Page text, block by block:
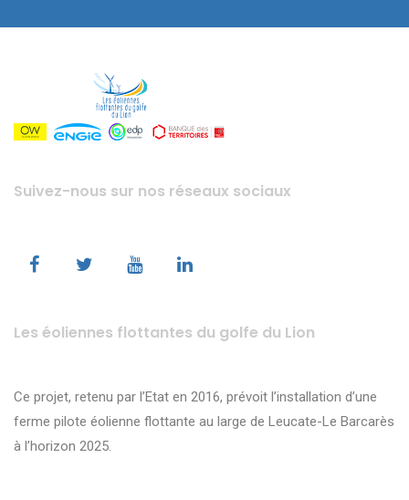
Suivez-nous sur nos réseaux sociaux
Les éoliennes flottantes du golfe du Lion
Ce projet, retenu par l’Etat en 2016, prévoit l’installation d’une
ferme pilote éolienne flottante au large de Leucate-Le Barcarès
à l’horizon 2025.